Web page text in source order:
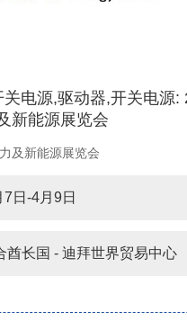
电源,驱动器,开关电源:
新能源展览会
及新能源展览会
日-4月9日
酋长国 - 迪拜世界贸易中心